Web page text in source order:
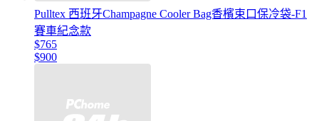
Pulltex 西班牙Champagne Cooler Bag香檳束口保冷袋-F1
賽車紀念款
$765
$900